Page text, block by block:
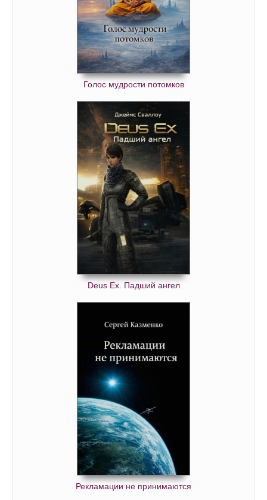
Голос мудрости потомков
Deus Ex. Падший ангел
Рекламации не принимаются